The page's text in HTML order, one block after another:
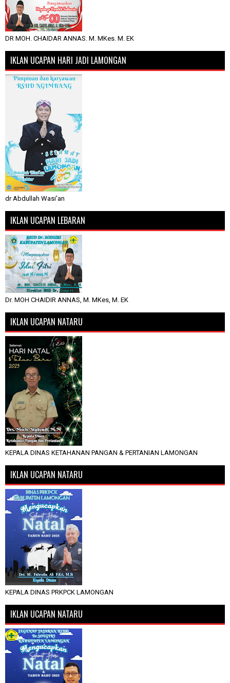
DR MOH. CHAIDAR ANNAS. M. MKes. M. EK
IKLAN UCAPAN HARI JADI LAMONGAN
dr Abdullah Wasi'an
IKLAN UCAPAN LEBARAN
Dr. MOH CHAIDIR ANNAS, M. MKes, M. EK
IKLAN UCAPAN NATARU
KEPALA DINAS KETAHANAN PANGAN & PERTANIAN LAMONGAN
IKLAN UCAPAN NATARU
KEPALA DINAS PRKPCK LAMONGAN
IKLAN UCAPAN NATARU